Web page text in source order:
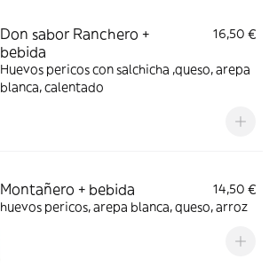
Don sabor Ranchero +
bebida
16,50 €
Huevos pericos con salchicha ,queso, arepa
blanca, calentado
Montañero + bebida
14,50 €
huevos pericos, arepa blanca, queso, arroz